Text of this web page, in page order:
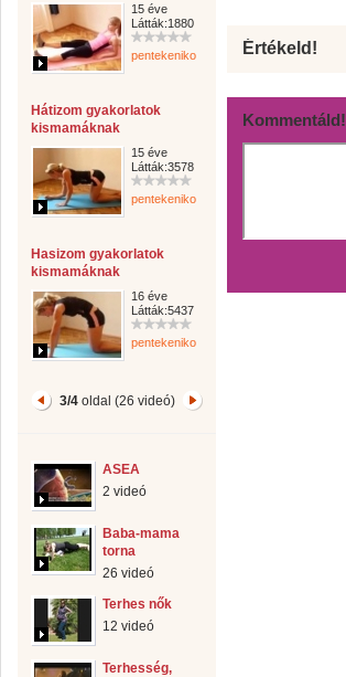
15 éve
Látták:1880
pentekeniko
Hátizom gyakorlatok
kismamáknak
15 éve
Látták:3578
pentekeniko
Hasizom gyakorlatok
kismamáknak
16 éve
Látták:5437
pentekeniko
3/4oldal (26 videó)
ASEA
2 videó
Baba-mama
torna
26 videó
Terhes nők
12 videó
Terhesség,
Értékeld!
Kommentáld!